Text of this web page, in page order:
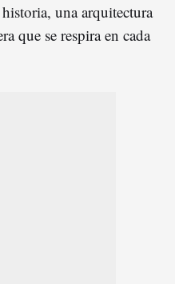
una arquitectura
que se respira en cada